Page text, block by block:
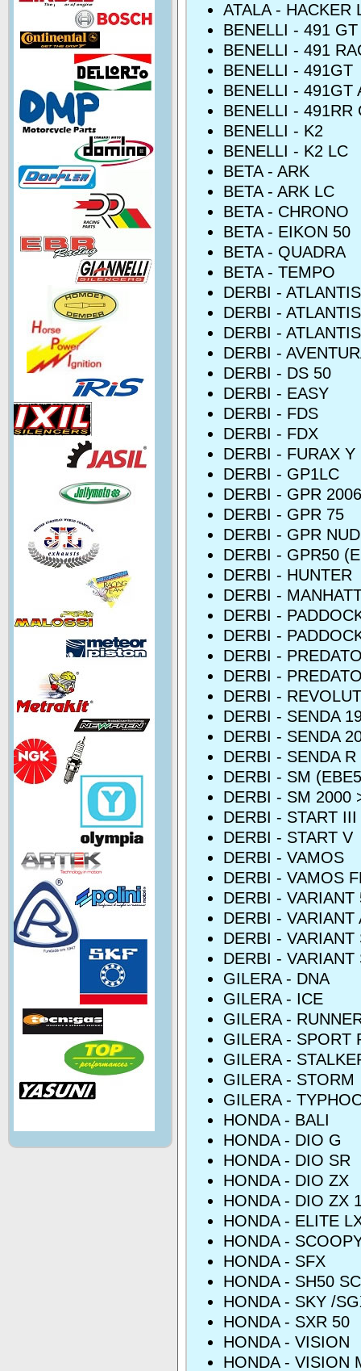
ATALA - HACKER
BENELLI - 491
BENELLI - 491
BENELLI - 491GT
BENELLI - 491GT
BENELLI - 491RR
BENELLI - K2
BENELLI - K2 LC
BETA - ARK
BETA - ARK LC
BETA - CHRONO
BETA - EIKON 50
BETA - QUADRA
BETA - TEMPO
DERBI -
DERBI -
DERBI -
DERBI -
DERBI - DS 50
DERBI - EASY
DERBI - FDS
DERBI - FDX
DERBI - FURAX Y
DERBI - GP1LC
DERBI - GPR
DERBI - GPR 75
DERBI - GPR
DERBI - GPR50
DERBI - HUNTER
DERBI -
DERBI -
DERBI -
DERBI -
DERBI -
DERBI -
DERBI - SENDA
DERBI - SENDA
DERBI - SENDA
DERBI - SM
DERBI - SM 2000
DERBI - START III
DERBI - START V
DERBI - VAMOS
DERBI - VAMOS
DERBI - VARIANT
DERBI - VARIANT
DERBI - VARIANT
DERBI - VARIANT
GILERA - DNA
GILERA - ICE
GILERA -
GILERA - SPORT
GILERA -
GILERA - STORM
GILERA -
HONDA - BALI
HONDA - DIO G
HONDA - DIO SR
HONDA - DIO ZX
HONDA - DIO ZX
HONDA - ELITE
HONDA -
HONDA - SFX
HONDA - SH50
HONDA - SKY /
HONDA - SXR 50
HONDA - VISION
HONDA - VISION